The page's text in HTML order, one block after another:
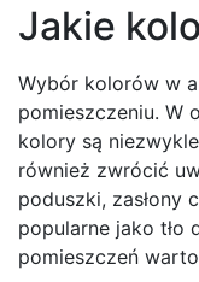
Jakie
Wybór kolorów w
pomieszczeniu. W
kolory są
również zwrócić
poduszki, zasłony
popularne jako tło
pomieszczeń